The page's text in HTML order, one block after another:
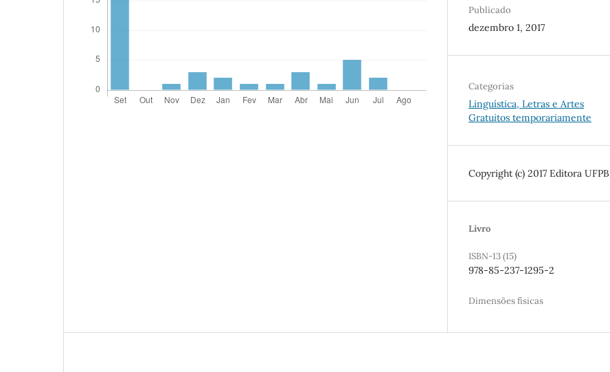
Publicado
dezembro 1, 2017
Categorias
Linguística, Letras e Artes
Gratuitos temporariamente
Copyright (c) 2017 Editora UFPB
Livro
ISBN-13 (15)
978-85-237-1295-2
Dimensões físicas